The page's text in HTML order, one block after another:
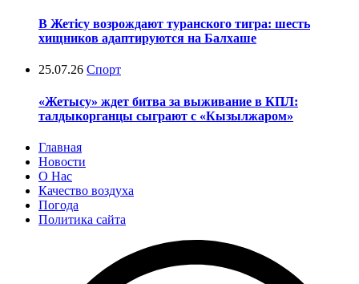
В Жетісу возрождают туранского тигра: шесть
хищников адаптируются на Балхаше
25.07.26 Спорт
«Жетысу» ждет битва за выживание в КПЛ:
талдыкорганцы сыграют с «Кызылжаром»
Главная
Новости
О Нас
Качество воздуха
Погода
Политика сайта